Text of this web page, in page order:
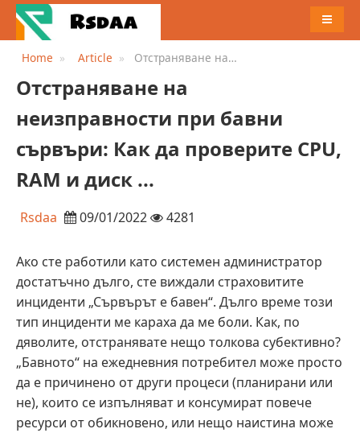
MENU
Home Article
Отстраняване на
сървъри: Как да проверите
Отстраняване на
неизправности при бавни
сървъри: Как да проверите CPU,
RAM и диск ...
Rsdaa 09/01/2022 4281
Ако сте работили като системен администратор
достатъчно дълго, сте виждали страховитите
инциденти „Сървърът е бавен“. Дълго време този
тип инциденти ме караха да ме боли. Как, по
дяволите, отстранявате нещо толкова субективно?
„Бавното“ на ежедневния потребител може просто
да е причинено от други процеси (планирани или
не), които се изпълняват и консумират повече
ресурси от обикновено, или нещо наистина може